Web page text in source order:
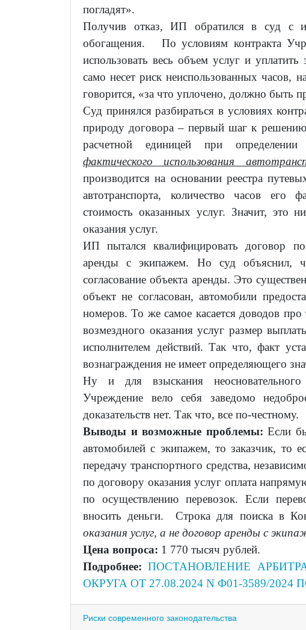
погладят».
Получив отказ, ИП обратился в суд с
обогащения. По условиям контракта
использовать весь объем услуг и
само несет риск неиспользованных часов,
говорится, «за что уплочено, должно быть
Суд принялся разбираться в условиях
природу договора – первый шаг к
расчетной единицей при
фактического использования
производится на основании реестра
автотранспорта, количество часов его
стоимость оказанных услуг. Значит, это
оказания услуг.
ИП пытался квалифицировать договор
аренды с экипажем. Но суд объяснил,
согласование объекта аренды. Это
объект не согласован, автомобили
номеров. То же самое касается доводов
возмездного оказания услуг размер
исполнителем действий. Так что, факт
вознаграждения не имеет определяющего
Ну и для взыскания
Учреждение вело себя заведомо
доказательств нет. Так что, все по-честному.
Выводы и возможные проблемы: Если
автомобилей с экипажем, то заказчик, то
передачу транспортного средства,
по договору оказания услуг оплата
по осуществлению перевозок. Если
вносить деньги. Строка для поиска в
оказания услуг, а не договор аренды с
Цена вопроса: 1 770 тысяч рублей.
Подробнее: ПОСТАНОВЛЕНИЕ
ОКРУГА ОТ 27.08.2024 N Ф01-3589/2024
Риски современного законодательства